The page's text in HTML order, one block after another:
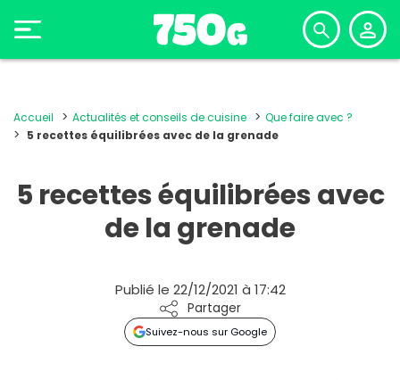
Accueil Actualités et conseils de cuisine
Que faire avec ?
5 recettes équilibrées avec de la grenade
5 recettes équilibrées avec
de la grenade
Publié le 22/12/2021 à 17:42
Partager
Suivez-nous sur Google